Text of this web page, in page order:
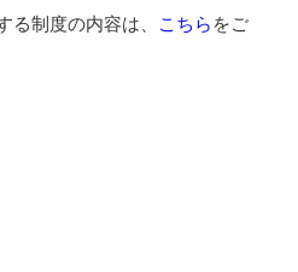
る制度の内容は、 こちら をご